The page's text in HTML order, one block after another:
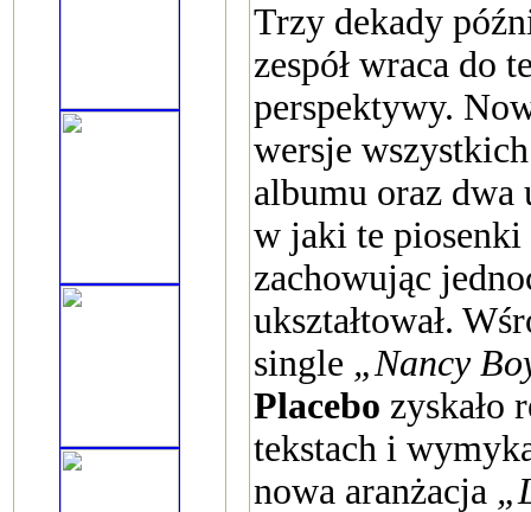
Trzy dekady
zespół wraca do
perspektywy.
wersje
albumu oraz dwa
w jaki te piosenki
zachowując
ukształtował.
single „Nancy
Placebo zyskało
tekstach i
nowa aranżacja